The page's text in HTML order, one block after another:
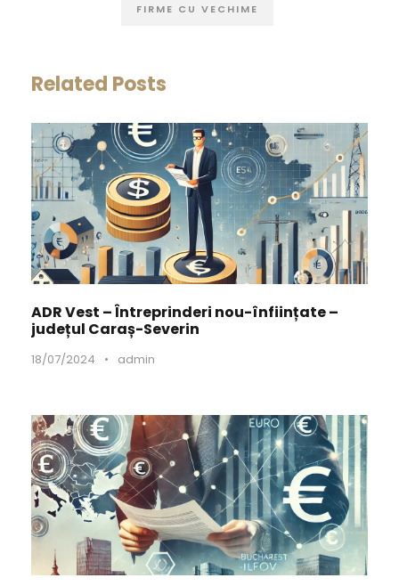
FIRME CU VECHIME
Related Posts
ADR Vest – Întreprinderi nou-înființate –
județul Caraș-Severin
18/07/2024 • admin